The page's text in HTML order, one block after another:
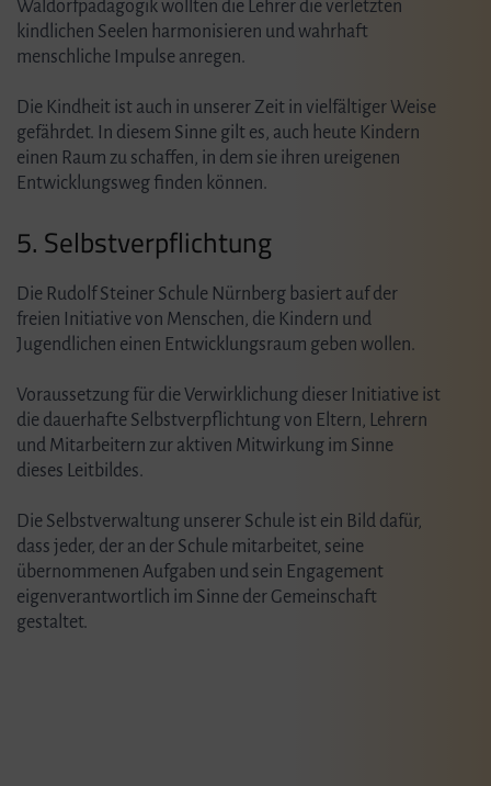
Waldorfpädagogik wollten die Lehrer die verletzten
kindlichen Seelen harmonisieren und wahrhaft
menschliche Impulse anregen.
Die Kindheit ist auch in unserer Zeit in vielfältiger Weise
gefährdet. In diesem Sinne gilt es, auch heute Kindern
einen Raum zu schaffen, in dem sie ihren ureigenen
Entwicklungsweg finden können.
5. Selbstverpflichtung
Die Rudolf Steiner Schule Nürnberg basiert auf der
freien Initiative von Menschen, die Kindern und
Jugendlichen einen Entwicklungsraum geben wollen.
Voraussetzung für die Verwirklichung dieser Initiative ist
die dauerhafte Selbstverpflichtung von Eltern, Lehrern
und Mitarbeitern zur aktiven Mitwirkung im Sinne
dieses Leitbildes.
Die Selbstverwaltung unserer Schule ist ein Bild dafür,
dass jeder, der an der Schule mitarbeitet, seine
übernommenen Aufgaben und sein Engagement
eigenverantwortlich im Sinne der Gemeinschaft
gestaltet.